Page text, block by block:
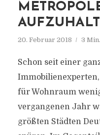
20. Februar 2018 3
Schon seit einer
für Wohnraum
vergangenen Jahr
größten Städten